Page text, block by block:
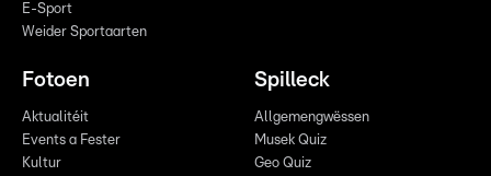
E-Sport
Weider Sportaarten
Fotoen
Aktualitéit
Events a Fester
Kultur
Spilleck
Allgemengwëssen
Musek Quiz
Geo Quiz